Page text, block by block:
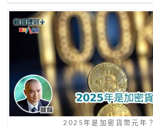
2025年是加密貨幣元年？